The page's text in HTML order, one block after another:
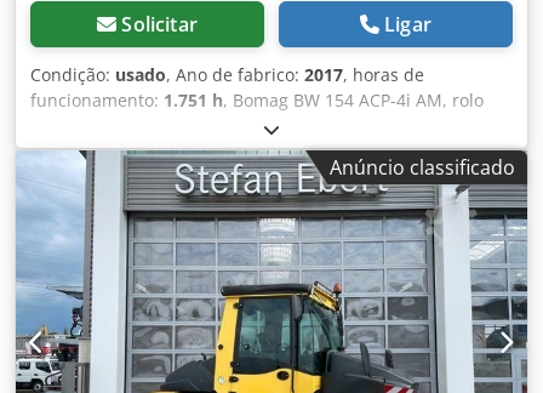
Solicitar Ligar
Condição: usado, Ano de fabrico: 2017, horas de
funcionamento: 1.751 h, Bomag BW 154 ACP-4i AM, rolo
compactador combinado, ano de fabricação: 2017, horas
de operação: apenas 1.751 horas, motor: Kubota [55,4
kW/75 CV], Asphalt Manager 2, cortador de asfalto em
ambos os lados, peso: 7.400 kg, tambor com revestimento
liso, em bom estado, pronto para uso imediato. Se desejar,
apresentamos uma proposta de leasing ou financiamento.
O Sr. Mihm (tel. ) terá todo o prazer em ajudá-lo. Para mais
informações, consulte o nosso site. Salvo erro e omissão,
bem como venda prévia! Aluguer possível. Djdpfx Ajzq
Tztenfjwa = Mais informações = Contacte Tobias Ebert para
obter mais informações.
Anúncio classificado